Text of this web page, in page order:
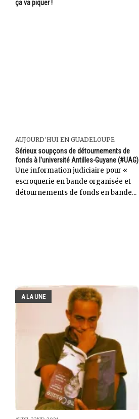
ça va piquer !
AUJOURD'HUI EN GUADELOUPE
Sérieux soupçons de détournements de
fonds à l'université Antilles-Guyane (#UAG)
Une information judiciaire pour «
escroquerie en bande organisée et
détournements de fonds en bande...
A LA UNE